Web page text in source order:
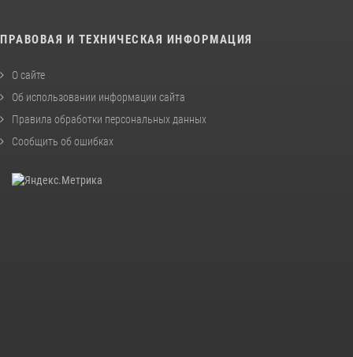
ПРАВОВАЯ И ТЕХНИЧЕСКАЯ ИНФОРМАЦИЯ
О сайте
Об использовании информации сайта
Правила обработки персональных данных
Сообщить об ошибках